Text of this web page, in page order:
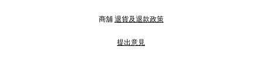
商舖 退貨及退款政策
提出意見